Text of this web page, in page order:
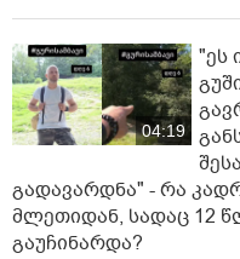
04:19
"ეს
გადავარდნა" - რა
მლეთიდან, სადაც 12
გაუჩინარდა?